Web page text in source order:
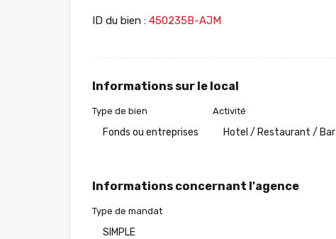
ID du bien : 450235B-AJM
Informations sur le local
Type de bien
Fonds ou entreprises
Activité
Hotel / Restaurant / Bar
Informations concernant l'agence
Type de mandat
SIMPLE